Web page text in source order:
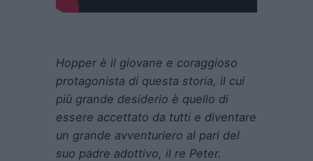
Hopper è il giovane e coraggioso
protagonista di questa storia, il cui
più grande desiderio è quello di
essere accettato da tutti e diventare
un grande avventuriero al pari del
suo padre adottivo, il re Peter.